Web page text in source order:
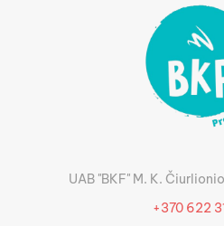
UAB "BKF" M. K.
+370 622